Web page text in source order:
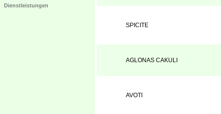
Dienstleistungen
SPICITE
AGLONAS CAKULI
AVOTI